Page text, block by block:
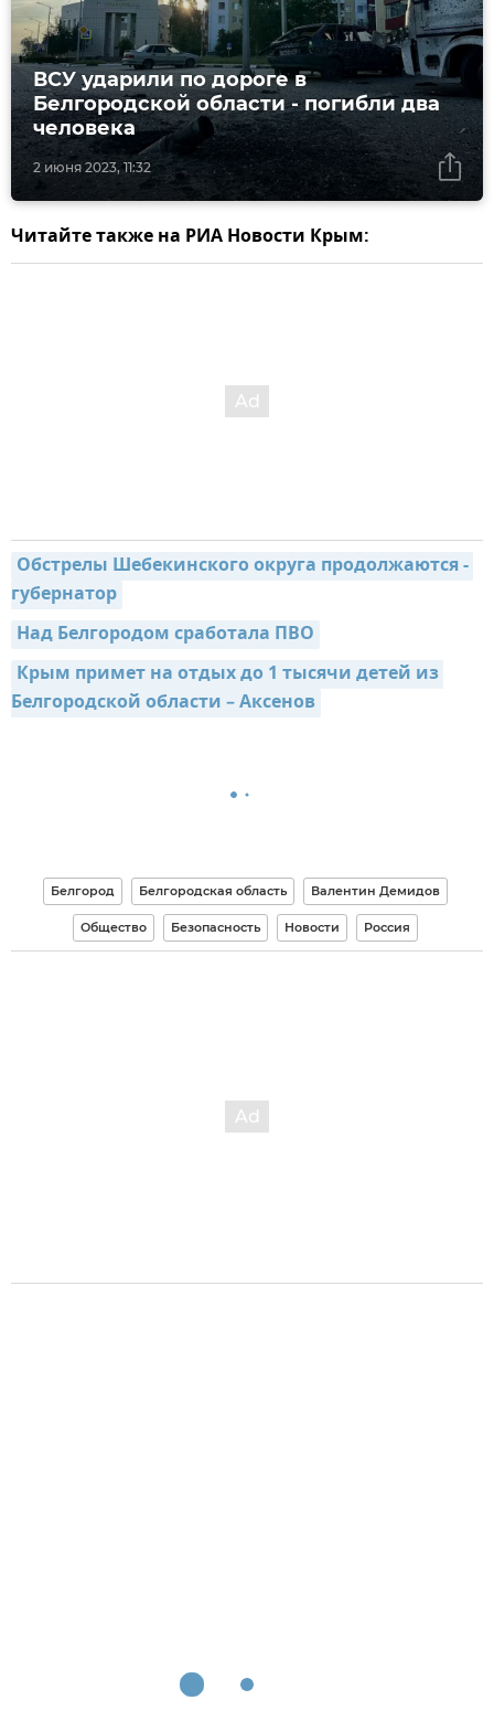
2 июня 2023, 11:32
ВСУ ударили по дороге в
Белгородской области - погибли два
человека
Читайте также на РИА Новости Крым:
Обстрелы Шебекинского округа продолжаются -
губернатор
Над Белгородом сработала ПВО
Крым примет на отдых до 1 тысячи детей из
Белгородской области – Аксенов
Белгород Белгородская область Валентин Демидов
Общество Безопасность Новости Россия